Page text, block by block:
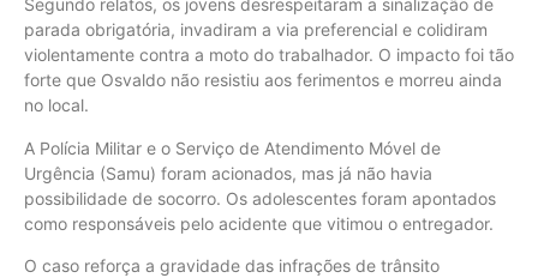
Segundo relatos, os jovens desrespeitaram a sinalização de
parada obrigatória, invadiram a via preferencial e colidiram
violentamente contra a moto do trabalhador. O impacto foi tão
forte que Osvaldo não resistiu aos ferimentos e morreu ainda
no local.
A Polícia Militar e o Serviço de Atendimento Móvel de
Urgência (Samu) foram acionados, mas já não havia
possibilidade de socorro. Os adolescentes foram apontados
como responsáveis pelo acidente que vitimou o entregador.
O caso reforça a gravidade das infrações de trânsito